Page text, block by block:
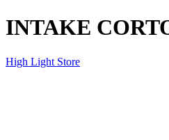
INTAKE
High Light Store